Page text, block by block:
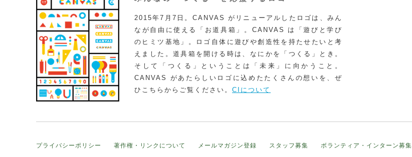
2015年7月7日。CANVAS がリニューアルしたロゴは、みん
なが自由に使える「お道具箱」。CANVAS は「遊びと学び
のヒミツ基地」。ロゴ自体に遊びや創造性を持たせたいと考
えました。道具箱を開ける時は、なにかを「つくる」とき。
そして「つくる」ということは「未来」に向かうこと。
CANVAS があたらしいロゴに込めたたくさんの想いを、ぜ
ひこちらからご覧ください。 CIについて
プライバシーポリシー 著作権・リンクについて メールマガジン登録 スタッフ募集 ボランティア・インターン募集